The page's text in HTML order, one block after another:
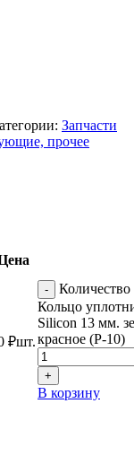
Запчасти
прочее
₽шт.
Количество
Кольцо
Silicon 13 мм.
красное (Р-10)
В корзину